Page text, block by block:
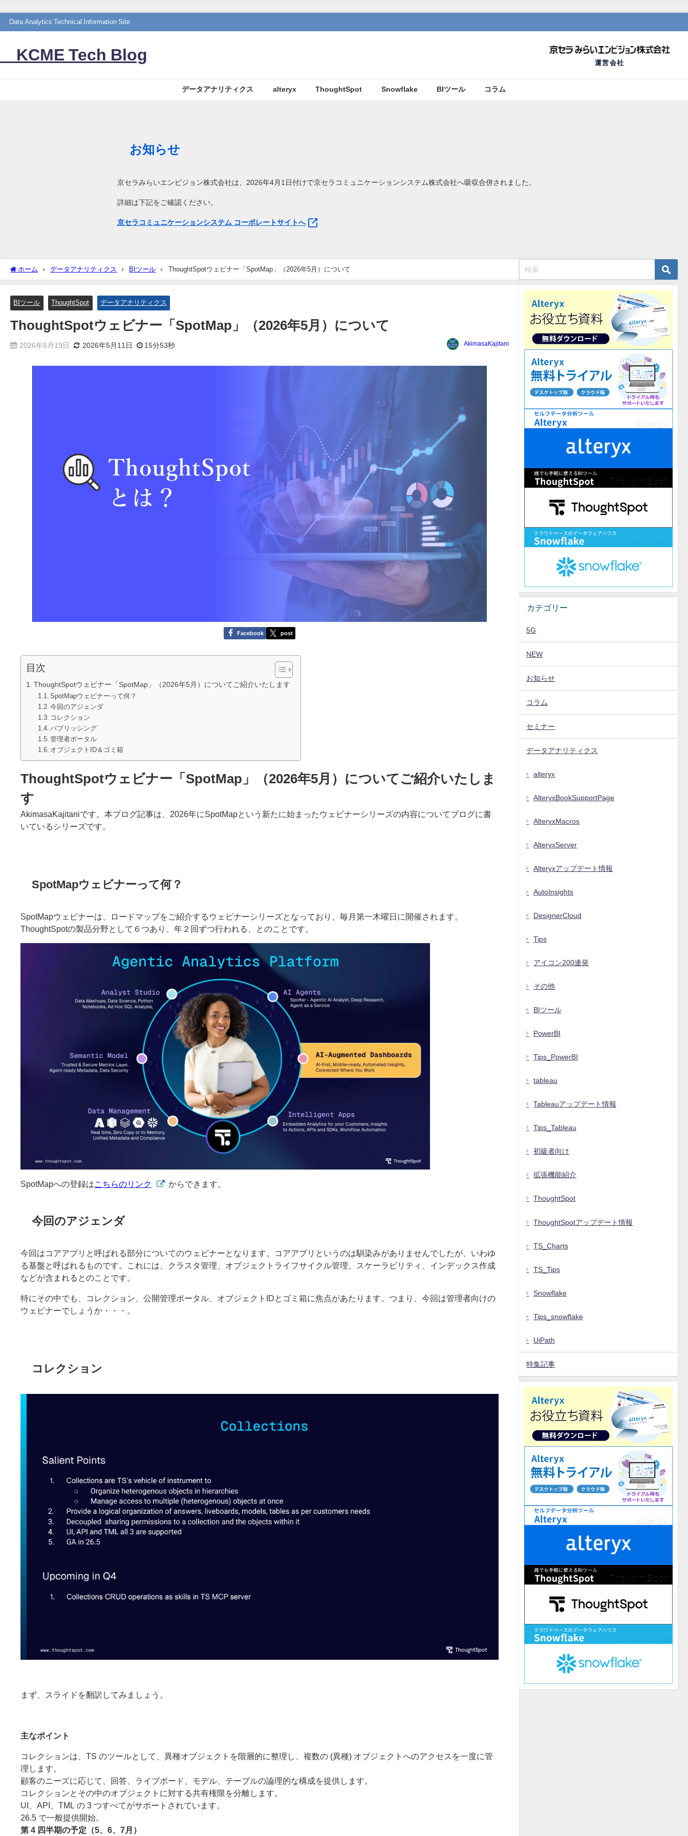
Data Analytics Technical Information Site
KCME Tech Blog 運営会社
データアナリティクス alteryx ThoughtSpot Snowflake BIツール コラム
お知らせ
京セラみらいエンビジョン株式会社は、2026年4月1日付けで京セラコミュニケーションシステム株式会社へ吸収合併されました。
詳細は下記をご確認ください。
京セラコミュニケーションシステム コーポレートサイトへ
ホーム データアナリティクス BIツール ThoughtSpotウェビナー「SpotMap」（2026年5月）について
BIツール ThoughtSpot データアナリティクス
ThoughtSpotウェビナー「SpotMap」（2026年5月）について
2026年5月19日 2026年5月11日 15分53秒 AkimasaKajitani
Facebook post
目次
ThoughtSpotウェビナー「SpotMap」（2026年5月）についてご紹介いたします
SpotMapウェビナーって何？
今回のアジェンダ
コレクション
パブリッシング
管理者ポータル
オブジェクトID＆ゴミ箱
ThoughtSpotウェビナー「SpotMap」（2026年5月）についてご紹介いたしま
す
AkimasaKajitaniです。本ブログ記事は、2026年にSpotMapという新たに始まったウェビナーシリーズの内容についてブログに書
いているシリーズです。
SpotMapウェビナーって何？
SpotMapウェビナーは、ロードマップをご紹介するウェビナーシリーズとなっており、毎月第一木曜日に開催されます。
ThoughtSpotの製品分野として６つあり、年２回ずつ行われる、とのことです。
SpotMapへの登録は こちらのリンク からできます。
今回のアジェンダ
今回はコアアプリと呼ばれる部分についてのウェビナーとなります。コアアプリというのは馴染みがありませんでしたが、いわゆ
る基盤と呼ばれるものです。これには、クラスタ管理、オブジェクトライフサイクル管理、スケーラビリティ、インデックス作成
などが含まれるとのことです。
特にその中でも、コレクション、公開管理ポータル、オブジェクトIDとゴミ箱に焦点があたります。つまり、今回は管理者向けの
ウェビナーでしょうか・・・。
コレクション
まず、スライドを翻訳してみましょう。
主なポイント
コレクションは、TS のツールとして、異種オブジェクトを階層的に整理し、複数の (異種) オブジェクトへのアクセスを一度に管
理します。
顧客のニーズに応じて、回答、ライブボード、モデル、テーブルの論理的な構成を提供します。
コレクションとその中のオブジェクトに対する共有権限を分離します。
UI、API、TML の 3 つすべてがサポートされています。
26.5 で一般提供開始。
第 4 四半期の予定（5、6、7月）
カテゴリー
5G
NEW
お知らせ
コラム
セミナー
データアナリティクス
alteryx
AlteryxBookSupportPage
AlteryxMacros
AlteryxServer
Alteryxアップデート情報
AutoInsights
DesignerCloud
Tips
アイコン200連発
その他
BIツール
PowerBI
Tips_PowerBI
tableau
Tableauアップデート情報
Tips_Tableau
初級者向け
拡張機能紹介
ThoughtSpot
ThoughtSpotアップデート情報
TS_Charts
TS_Tips
Snowflake
Tips_snowflake
UiPath
特集記事